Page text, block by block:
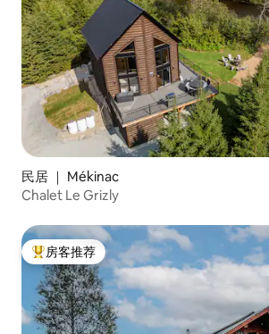
民居 ｜ Mékinac
Chalet Le Grizly
热门「房客推荐」
房客推荐